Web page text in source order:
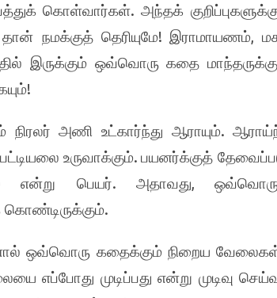
கொள்வார்கள்.அந்தக்
நமக்குத் தெரியுமே! இராமாயணம்,
இருக்கும் ஒவ்வொரு கதை
!
நிரலர் அணி உட்கார்ந்து ஆராயும்.
உருவாக்கும்.பயனர்க்குத்
என்று பெயர். அதாவது,
கொண்டிருக்கும்.
ஒவ்வொரு கதைக்கும் நிறைய வேலைகள்
எப்போது முடிப்பது என்று முடிவு